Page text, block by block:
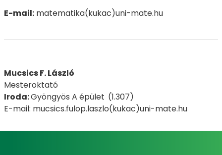
E-mail: matematika(kukac)uni-mate.hu
Mucsics F. László
Mesteroktató
Iroda:Gyöngyös A épület (1.307)
E-mail: mucsics.fulop.laszlo(kukac)uni-mate.hu